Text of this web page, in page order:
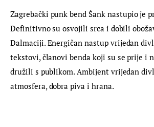
Zagrebački punk bend Šank nastupio je
Definitivno su osvojili srca i dobili
Dalmaciji. Energičan nastup vrijedan
tekstovi, članovi benda koji su se prije i
družili s publikom. Ambijent vrijedan
atmosfera, dobra piva i hrana.